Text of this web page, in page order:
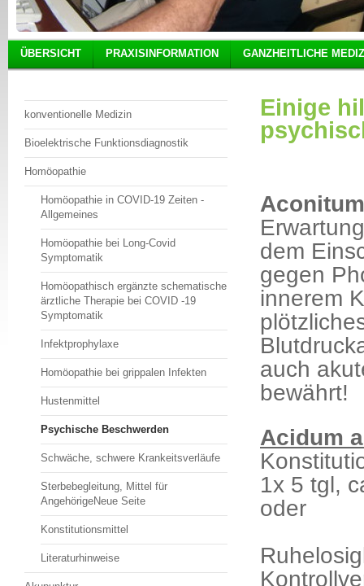
ÜBERSICHT PRAXISINFORMATION GANZHEITLICHE
konventionelle Medizin
Bioelektrische Funktionsdiagnostik
Homöopathie
Homöopathie in COVID-19 Zeiten -
Allgemeines
Homöopathie bei Long-Covid
Symptomatik
Homöopathisch ergänzte schematische
ärztliche Therapie bei COVID -19
Symptomatik
Infektprophylaxe
Homöopathie bei grippalen Infekten
Hustenmittel
Psychische Beschwerden
Schwäche, schwere Krankeitsverläufe
Sterbebegleitung, Mittel für
AngehörigeNeue Seite
Konstitutionsmittel
Literaturhinweise
Einige
Aconitum
dem
gegen
innerem
auch
bewährt!
Acidum
1x 5 tgl,
oder